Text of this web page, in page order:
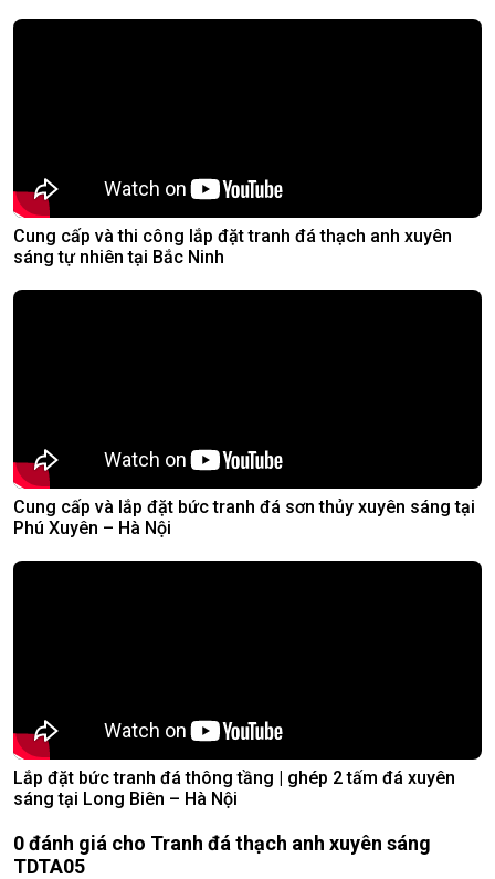
Cung cấp và thi công lắp đặt tranh đá thạch anh xuyên
sáng tự nhiên tại Bắc Ninh
Cung cấp và lắp đặt bức tranh đá sơn thủy xuyên sáng tại
Phú Xuyên – Hà Nội
Lắp đặt bức tranh đá thông tầng | ghép 2 tấm đá xuyên
sáng tại Long Biên – Hà Nội
0 đánh giá cho Tranh đá thạch anh xuyên sáng
TDTA05